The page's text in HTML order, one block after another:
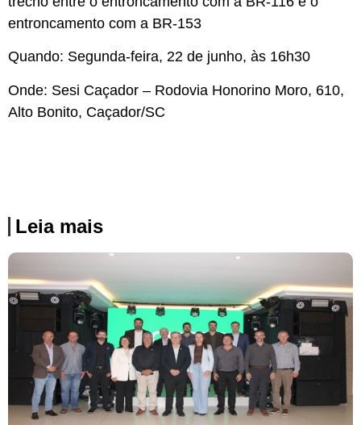
entroncamento com a BR-153
Quando: Segunda-feira, 22 de junho, às 16h30
Onde: Sesi Caçador – Rodovia Honorino Moro, 610,
Alto Bonito, Caçador/SC
Leia mais